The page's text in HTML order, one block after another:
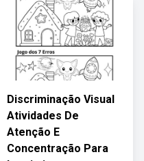
Discriminação Visual
Atividades De
Atenção E
Concentração Para